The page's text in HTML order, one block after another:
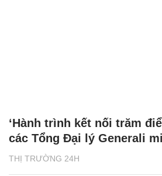
THỊ TRƯỜNG 24H
‘Hành trình kết nối trăm
các Tổng Đại lý Generali